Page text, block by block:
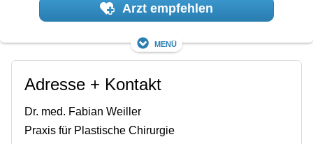
Arzt empfehlen
Menü
Adresse + Kontakt
Dr. med. Fabian Weiller
Praxis für Plastische Chirurgie